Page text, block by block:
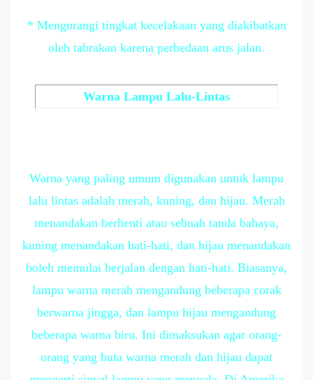
* Mengurangi tingkat kecelakaan yang diakibatkan
oleh tabrakan karena perbedaan arus jalan.
Warna Lampu Lalu-Lintas
Warna yang paling umum digunakan untuk lampu
lalu lintas adalah merah, kuning, dan hijau. Merah
menandakan berhenti atau sebuah tanda bahaya,
kuning menandakan hati-hati, dan hijau menandakan
boleh memulai berjalan dengan hati-hati. Biasanya,
lampu warna merah mengandung beberapa corak
berwarna jingga, dan lampu hijau mengandung
beberapa warna biru. Ini dimaksukan agar orang-
orang yang buta warna merah dan hijau dapat